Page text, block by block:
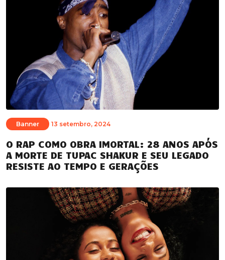
Banner 13 setembro, 2024
O RAP COMO OBRA IMORTAL: 28 ANOS APÓS
A MORTE DE TUPAC SHAKUR E SEU LEGADO
RESISTE AO TEMPO E GERAÇÕES